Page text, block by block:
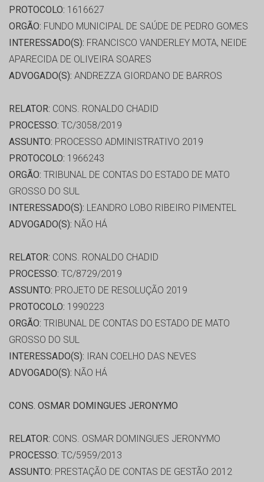
PROTOCOLO: 1616627
ORGÃO: FUNDO MUNICIPAL DE SAÚDE DE PEDRO GOMES
INTERESSADO(S): FRANCISCO VANDERLEY MOTA, NEIDE
APARECIDA DE OLIVEIRA SOARES
ADVOGADO(S): ANDREZZA GIORDANO DE BARROS
RELATOR: CONS. RONALDO CHADID
PROCESSO: TC/3058/2019
ASSUNTO: PROCESSO ADMINISTRATIVO 2019
PROTOCOLO: 1966243
ORGÃO: TRIBUNAL DE CONTAS DO ESTADO DE MATO
GROSSO DO SUL
INTERESSADO(S): LEANDRO LOBO RIBEIRO PIMENTEL
ADVOGADO(S): NÃO HÁ
RELATOR: CONS. RONALDO CHADID
PROCESSO: TC/8729/2019
ASSUNTO: PROJETO DE RESOLUÇÃO 2019
PROTOCOLO: 1990223
ORGÃO: TRIBUNAL DE CONTAS DO ESTADO DE MATO
GROSSO DO SUL
INTERESSADO(S): IRAN COELHO DAS NEVES
ADVOGADO(S): NÃO HÁ
CONS. OSMAR DOMINGUES JERONYMO
RELATOR: CONS. OSMAR DOMINGUES JERONYMO
PROCESSO: TC/5959/2013
ASSUNTO: PRESTAÇÃO DE CONTAS DE GESTÃO 2012